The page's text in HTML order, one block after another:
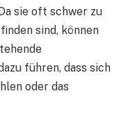
sie oft schwer zu
sind, können
führen, dass sich
oder das